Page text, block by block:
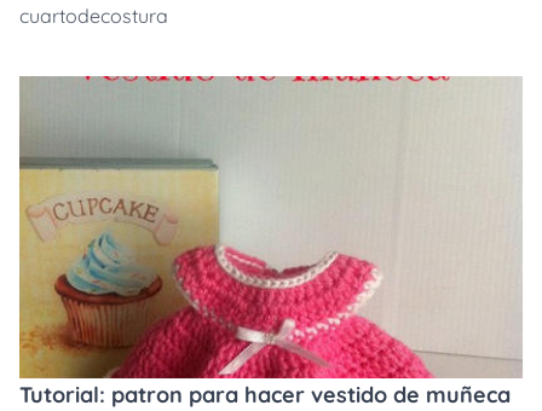
cuartodecostura
Tutorial: patron para hacer vestido de muñeca